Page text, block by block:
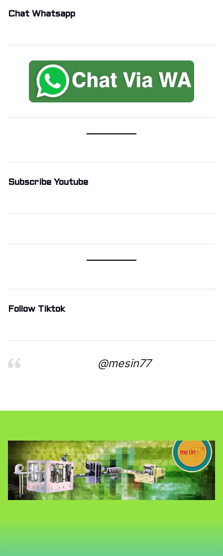
Chat Whatsapp
Subscribe Youtube
Follow Tiktok
@mesin77